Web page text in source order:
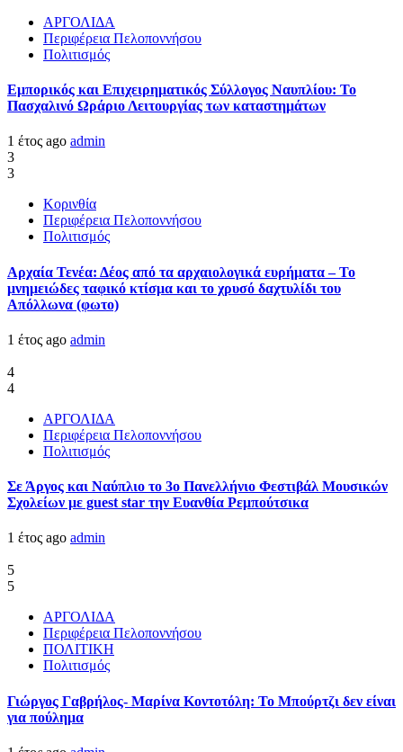
ΑΡΓΟΛΙΔΑ
Περιφέρεια Πελοποννήσου
Πολιτισμός
Εμπορικός και Επιχειρηματικός Σύλλογος Ναυπλίου: Το
Πασχαλινό Ωράριο Λειτουργίας των καταστημάτων
1 έτος ago admin
3
3
Κορινθία
Περιφέρεια Πελοποννήσου
Πολιτισμός
Αρχαία Τενέα: Δέος από τα αρχαιολογικά ευρήματα – Το
μνημειώδες ταφικό κτίσμα και το χρυσό δαχτυλίδι του
Απόλλωνα (φωτο)
1 έτος ago admin
4
4
ΑΡΓΟΛΙΔΑ
Περιφέρεια Πελοποννήσου
Πολιτισμός
Σε Άργος και Ναύπλιο το 3ο Πανελλήνιο Φεστιβάλ Μουσικών
Σχολείων με guest star την Ευανθία Ρεμπούτσικα
1 έτος ago admin
5
5
ΑΡΓΟΛΙΔΑ
Περιφέρεια Πελοποννήσου
ΠΟΛΙΤΙΚΗ
Πολιτισμός
Γιώργος Γαβρήλος- Μαρίνα Κοντοτόλη: Το Μπούρτζι δεν είναι
για πούλημα